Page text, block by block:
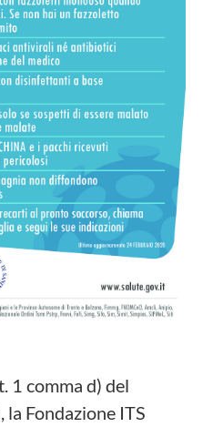
1 comma d) del
Fondazione ITS